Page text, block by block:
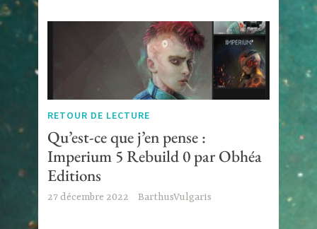
RETOUR DE LECTURE
Qu’est-ce que j’en pense :
Imperium 5 Rebuild 0 par Obhéa
Editions
27 décembre 2022 BarthusVulgaris